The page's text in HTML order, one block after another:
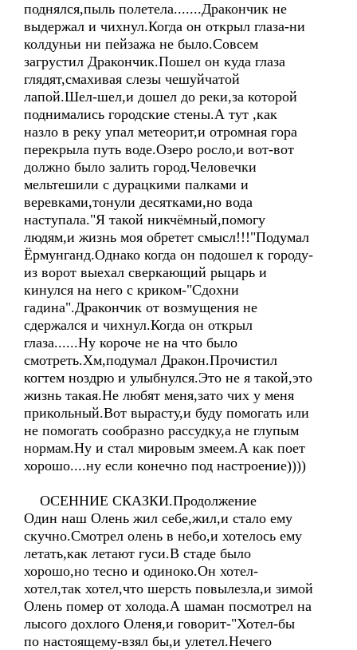
поднялся,пыль полетела.......Дракончик не
выдержал и чихнул.Когда он открыл глаза-ни
колдуньи ни пейзажа не было.Совсем
загрустил Дракончик.Пошел он куда глаза
глядят,смахивая слезы чешуйчатой
лапой.Шел-шел,и дошел до реки,за которой
поднимались городские стены.А тут ,как
назло в реку упал метеорит,и отромная гора
перекрыла путь воде.Озеро росло,и вот-вот
должно было залить город.Человечки
мельтешили с дурацкими палками и
веревками,тонули десятками,но вода
наступала."Я такой никчёмный,помогу
людям,и жизнь моя обретет смысл!!!"Подумал
Ёрмунганд.Однако когда он подошел к городу-
из ворот выехал сверкающий рыцарь и
кинулся на него с криком-"Сдохни
гадина".Дракончик от возмущения не
сдержался и чихнул.Когда он открыл
глаза......Ну короче не на что было
смотреть.Хм,подумал Дракон.Прочистил
когтем ноздрю и улыбнулся.Это не я такой,это
жизнь такая.Не любят меня,зато чих у меня
прикольный.Вот вырасту,и буду помогать или
не помогать сообразно рассудку,а не глупым
нормам.Ну и стал мировым змеем.А как поет
хорошо....ну если конечно под настроение))))
ОСЕННИЕ СКАЗКИ.Продолжение
Один наш Олень жил себе,жил,и стало ему
скучно.Смотрел олень в небо,и хотелось ему
летать,как летают гуси.В стаде было
хорошо,но тесно и одиноко.Он хотел-
хотел,так хотел,что шерсть повылезла,и зимой
Олень помер от холода.А шаман посмотрел на
лысого дохлого Оленя,и говорит-"Хотел-бы
по настоящему-взял бы,и улетел.Нечего